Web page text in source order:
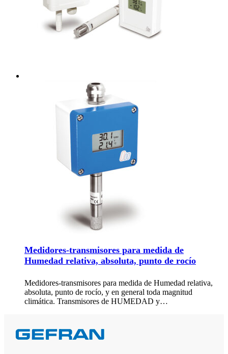
Medidores-transmisores para medida de
Humedad relativa, absoluta, punto de rocío
Medidores-transmisores para medida de Humedad relativa,
absoluta, punto de rocío, y en general toda magnitud
climática. Transmisores de HUMEDAD y…